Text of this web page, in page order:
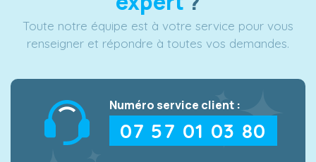
Toute notre équipe est à votre service pour vous
renseigner et répondre à toutes vos demandes.
Numéro service client :
07 57 01 03 80